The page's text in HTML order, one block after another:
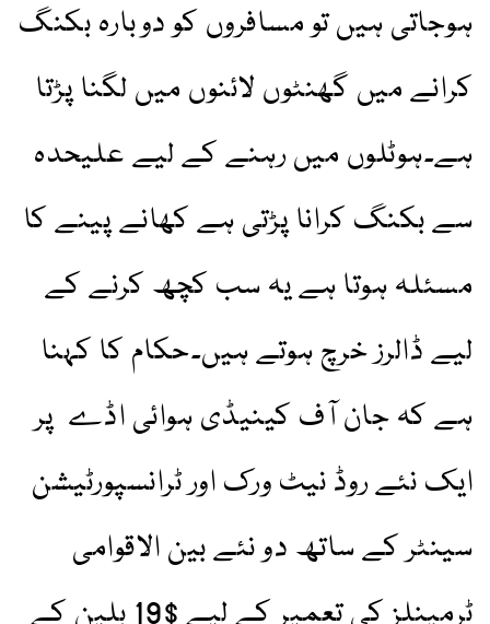
ہوجاتی ہیں تو مسافروں کو دوبارہ بکنگ
کرانے میں گھنٹوں لائنوں میں لگنا پڑتا
ہے۔ہوٹلوں میں رہنے کے لیے علیحدہ
سے بکنگ کرانا پڑتی ہے کھانے پینے کا
مسئلہ ہوتا ہے یہ سب کچھ کرنے کے
لیے ڈالرز خرچ ہوتے ہیں۔حکام کا کہنا
ہے کہ جان آف کینیڈی ہوائی اڈے پر
ایک نئے روڈ نیٹ ورک اور ٹرانسپورٹیشن
سینٹر کے ساتھ دو نئے بین الاقوامی
ٹرمینلز کی تعمیر کے لیے $19 بلین کے